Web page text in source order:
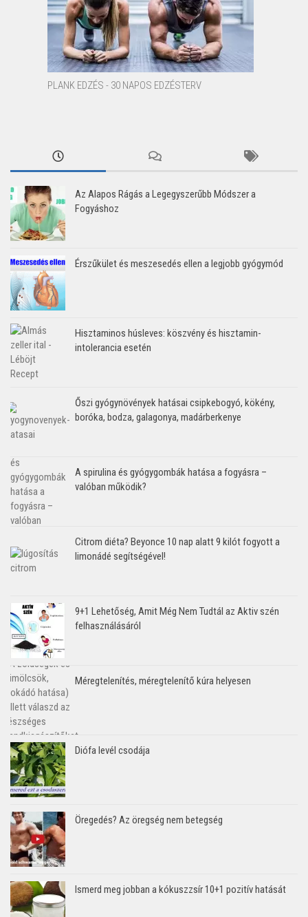
PLANK EDZÉS - 30 NAPOS EDZÉSTERV
Az Alapos Rágás a Legegyszerűbb Módszer a
Fogyáshoz
Érszűkület és meszesedés ellen a legjobb gyógymód
Hisztaminos húsleves: köszvény és hisztamin-
intolerancia esetén
Őszi gyógynövények hatásai csipkebogyó, kökény,
boróka, bodza, galagonya, madárberkenye
A spirulina és gyógygombák hatása a fogyásra –
valóban működik?
Citrom diéta? Beyonce 10 nap alatt 9 kilót fogyott a
limonádé segítségével!
9+1 Lehetőség, Amit Még Nem Tudtál az Aktiv szén
felhasználásáról
Méregtelenítés, méregtelenítő kúra helyesen
Diófa levél csodája
Öregedés? Az öregség nem betegség
Ismerd meg jobban a kókuszzsír 10+1 pozitív hatását